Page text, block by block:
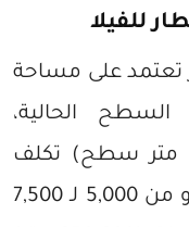
للفيلا
تعتمد على مساحة
الحالية،
كمتوسط الفيلا الصغيرة (150 متر سطح) تكلف
من 6,000 لـ 9,000 ريال بالفوم أو من 5,000 لـ 7,500